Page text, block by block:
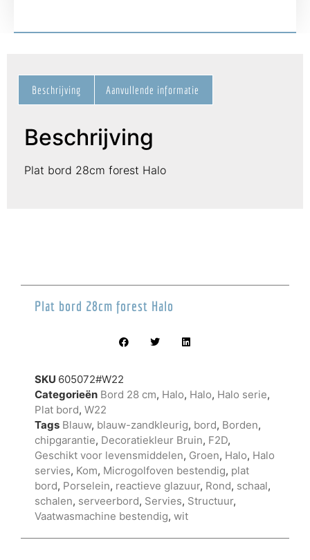
Beschrijving Aanvullende informatie
Beschrijving
Plat bord 28cm forest Halo
Plat bord 28cm forest Halo
SKU 605072#W22
Categorieën Bord 28 cm, Halo, Halo, Halo serie,
Plat bord, W22
Tags Blauw, blauw-zandkleurig, bord, Borden,
chipgarantie, Decoratiekleur Bruin, F2D,
Geschikt voor levensmiddelen, Groen, Halo, Halo
servies, Kom, Microgolfoven bestendig, plat
bord, Porselein, reactieve glazuur, Rond, schaal,
schalen, serveerbord, Servies, Structuur,
Vaatwasmachine bestendig, wit